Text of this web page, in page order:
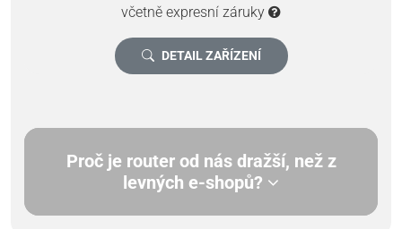
včetně expresní záruky
DETAIL ZAŘÍZENÍ
Proč je router od nás dražší, než z
levných e-shopů?